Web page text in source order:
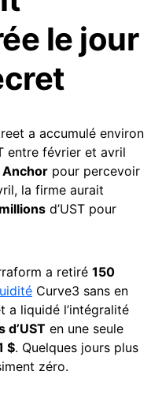
le jour
a accumulé environ
entre février et avril
Anchor pour percevoir
la firme aurait
d’UST pour
a retiré 150
Curve3 sans en
a liquidé l’intégralité
d’UST en une seule
$. Quelques jours plus
zéro.